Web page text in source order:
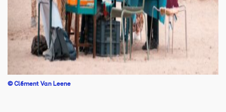
©Clément Van Leene